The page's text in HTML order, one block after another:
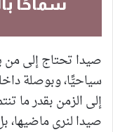
سماحًا
صيدا تحتاج إلى من
سياحيًّا، وبوصلة
إلى الزمن بقدر ما
صيدا لنرى